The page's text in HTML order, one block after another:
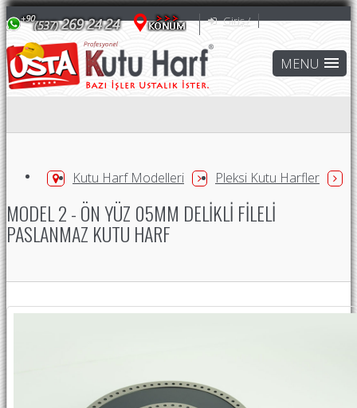
Giriş /
Kutu Harf Modelleri Pleksi Kutu Harfler
MODEL 2 - ÖN YÜZ 05MM DELIKLI FILELI
PASLANMAZ KUTU HARF